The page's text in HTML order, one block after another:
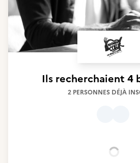
Ils recherchaient 4
2 PERSONNES DÉJÀ